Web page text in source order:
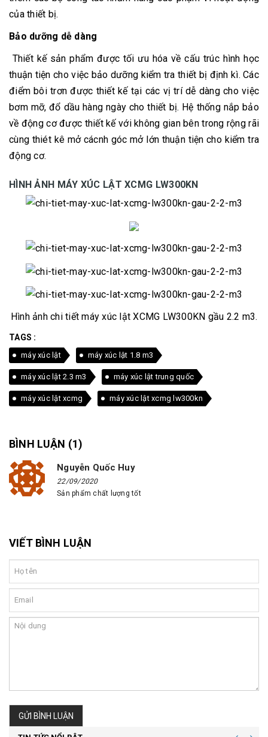
của thiết bị.
Bảo dưỡng dễ dàng
Thiết kế sản phẩm được tối ưu hóa về cấu trúc hình học
thuận tiện cho việc bảo dưỡng kiểm tra thiết bị định kì. Các
điểm bôi trơn được thiết kế tại các vị trí dễ dàng cho việc
bơm mỡ, đổ dầu hàng ngày cho thiết bị. Hệ thống nắp bảo
về động cơ được thiết kế với không gian bên trong rộng rãi
cùng thiét kê mở cácnh góc mở lớn thuận tiện cho kiểm tra
động cơ.
HÌNH ẢNH MÁY XÚC LẬT XCMG LW300KN
Hình ảnh chi tiết máy xúc lật XCMG LW300KN gầu 2.2 m3.
TAGS :
máy xúc lật máy xúc lật 1.8 m3
máy xúc lật 2.3 m3 máy xúc lật trung quốc
máy xúc lật xcmg máy xúc lật xcmg lw300kn
BÌNH LUẬN (1)
Nguyễn Quốc Huy
22/09/2020
Sản phẩm chất lượng tốt
VIẾT BÌNH LUẬN
GỬI BÌNH LUẬN